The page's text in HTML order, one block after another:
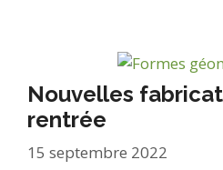
Nouvelles
rentrée
15 septembre 2022